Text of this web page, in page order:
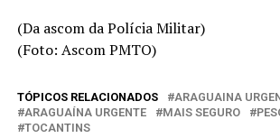
(Da ascom da Polícia Militar)
(Foto: Ascom PMTO)
TÓPICOS RELACIONADOS
ARAGUAINA
ARAGUAÍNA URGENTE
MAIS SEGURO
TOCANTINS